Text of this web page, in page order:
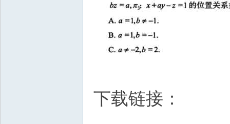
下载链接：